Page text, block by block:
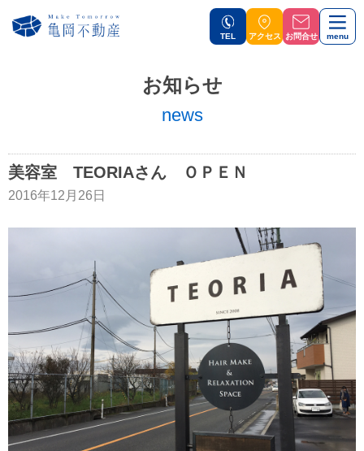
TEL アクセス お問合せ menu
お知らせ
news
美容室 TEORIAさん ＯＰＥＮ
2016年12月26日